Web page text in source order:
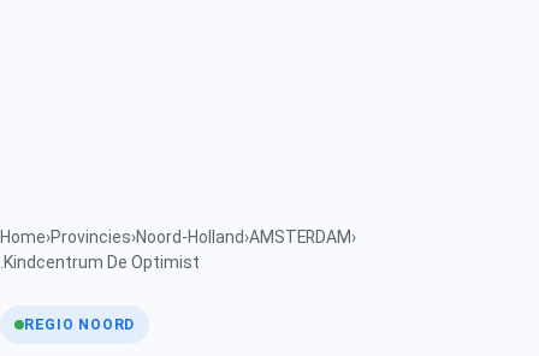
Home›Provincies›Noord-Holland›AMSTERDAM›
.Kindcentrum De Optimist
REGIO NOORD